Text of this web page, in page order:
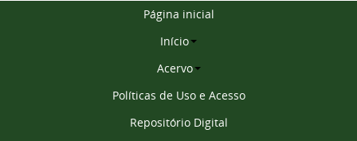
Página inicial
Início
Acervo
Políticas de Uso e Acesso
Repositório Digital